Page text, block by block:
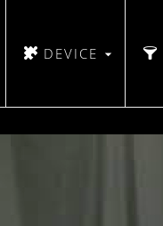
DEVICE